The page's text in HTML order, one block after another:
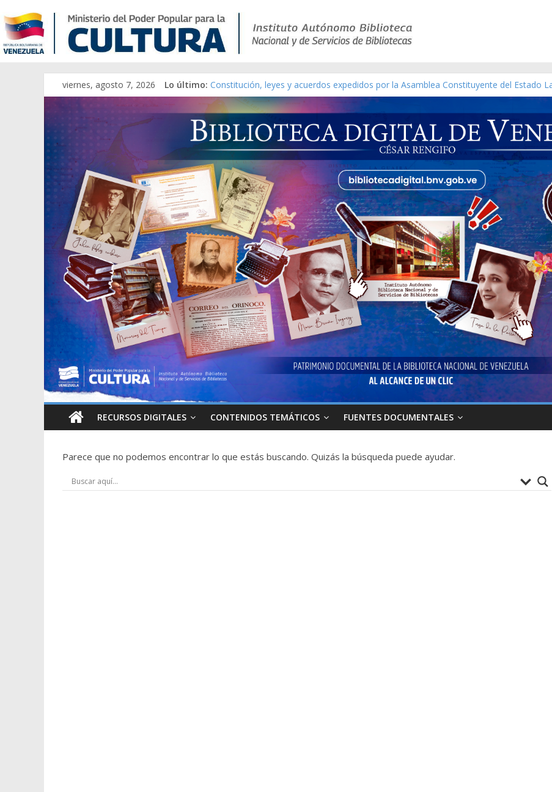
viernes, agosto 7, 2026 Lo último: Constitución, leyes y acuerdos expedidos por la Asamblea Constituyente del Estado
Una Parálisis [material gráfico]
Modesta Bor Sánchez [material gráfico]
Gaceta Oficial de la República de Venezuela año CXXXIII Mes V, Caracas 09 de marzo
Catálogo temático de obras de Modesta Bor
RECURSOS DIGITALES CONTENIDOS TEMÁTICOS FUENTES DOCUMENTALES
Parece que no podemos encontrar lo que estás buscando. Quizás la búsqueda puede ayudar.